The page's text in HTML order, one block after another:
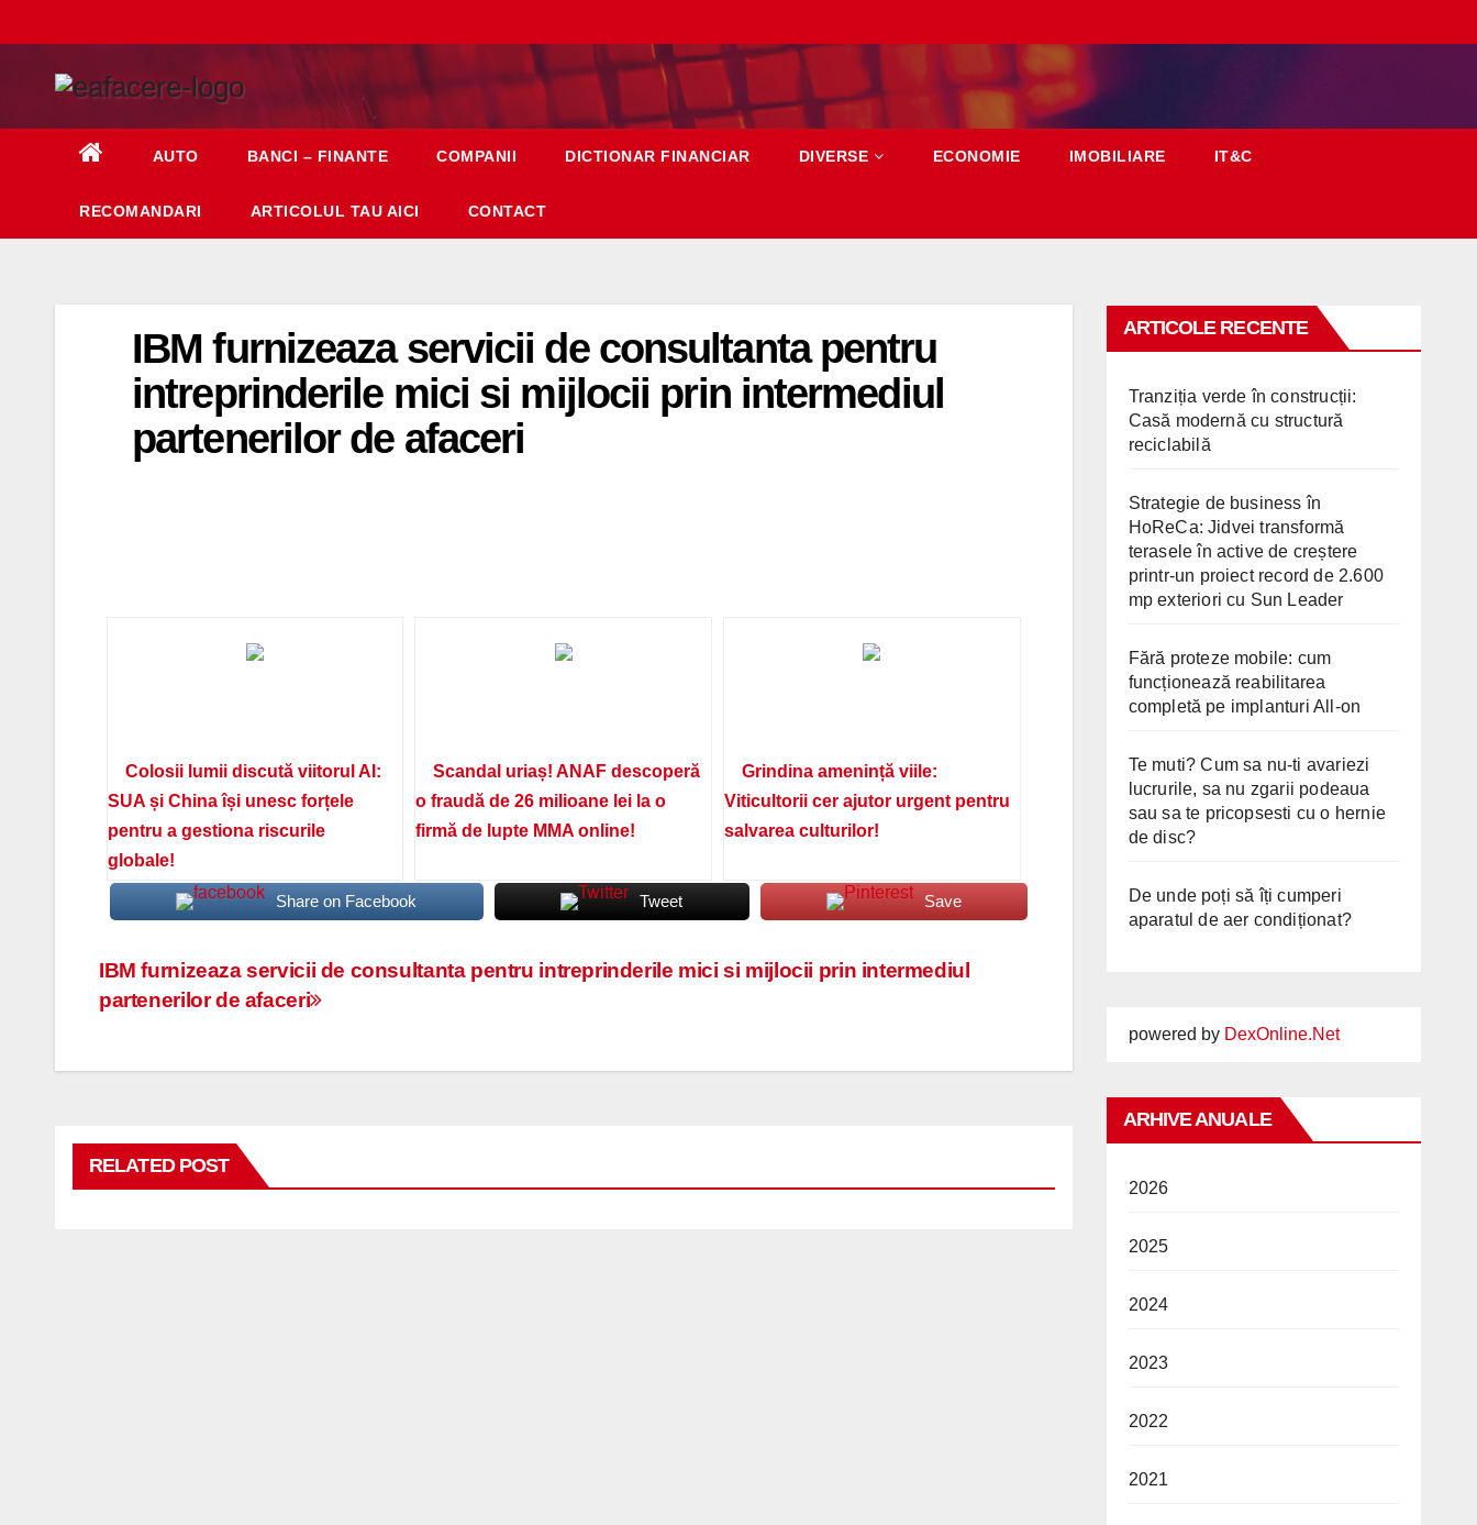
to
AUTO BANCI – FINANTE COMPANII DICTIONAR FINANCIAR DIVERSE ECONOMIE IMOBILIARE IT&C
RECOMANDARI ARTICOLUL TAU AICI CONTACT
IBM furnizeaza servicii de consultanta pentru
intreprinderile mici si mijlocii prin intermediul
partenerilor de afaceri
Colosii lumii discută viitorul AI:
SUA și China își unesc forțele
pentru a gestiona riscurile
globale!
Scandal uriaș! ANAF descoperă
o fraudă de 26 milioane lei la o
firmă de lupte MMA online!
Grindina amenință viile:
Viticultorii cer ajutor urgent pentru
salvarea culturilor!
Share on Facebook Tweet Save
Navigare
în
articole
IBM furnizeaza servicii de consultanta pentru intreprinderile mici si mijlocii prin intermediul
partenerilor de afaceri
RELATED POST
ARTICOLE RECENTE
Tranziția verde în construcții:
Casă modernă cu structură
reciclabilă
Strategie de business în
HoReCa: Jidvei transformă
terasele în active de creștere
printr-un proiect record de 2.600
mp exteriori cu Sun Leader
Fără proteze mobile: cum
funcționează reabilitarea
completă pe implanturi All-on
Te muti? Cum sa nu-ti avariezi
lucrurile, sa nu zgarii podeaua
sau sa te pricopsesti cu o hernie
de disc?
De unde poți să îți cumperi
aparatul de aer condiționat?
powered by DexOnline.Net
ARHIVE ANUALE
2026
2025
2024
2023
2022
2021